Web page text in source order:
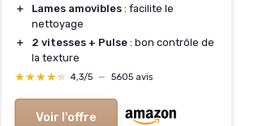
＋
Lames amovibles : facilite le
nettoyage
＋
2 vitesses + Pulse : bon contrôle de
la texture
★★★★★
★★★★★ 4,3/5 — 5605 avis
Voir l'offre